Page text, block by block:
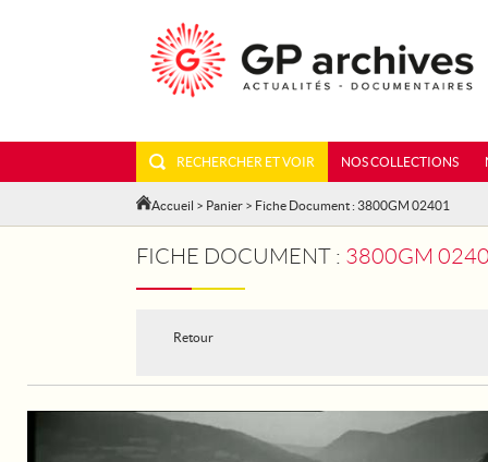
RECHERCHER ET VOIR NOS COLLECTIONS
Accueil > Panier > Fiche Document : 3800GM 02401
FICHE DOCUMENT : 3800GM
Retour